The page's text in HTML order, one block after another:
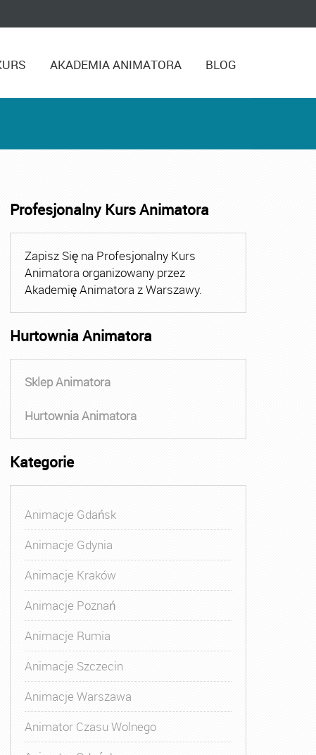
AKADEMIA ANIMATORA BLOG
Kurs Animatora Czasu Wolnego Warszawa
Profesjonalny Kurs Animatora
Zapisz Się na Profesjonalny Kurs
Animatora organizowany przez
Akademię Animatora z Warszawy.
Hurtownia Animatora
Sklep Animatora
Hurtownia Animatora
Kategorie
Animacje Gdańsk
Animacje Gdynia
Animacje Kraków
Animacje Poznań
Animacje Rumia
Animacje Szczecin
Animacje Warszawa
Animator Czasu Wolnego